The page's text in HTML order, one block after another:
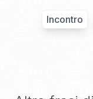
Incontro